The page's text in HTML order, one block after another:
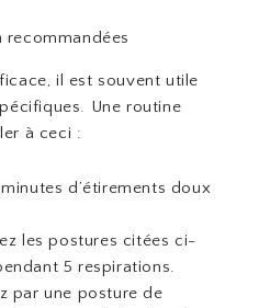
recommandées
il est souvent utile
Une routine
à ceci :
d’étirements doux
les postures citées ci-
5 respirations.
par une posture de